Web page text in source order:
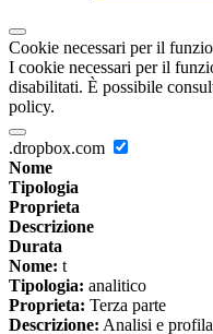
Cookie necessari per il
I cookie necessari per il
disabilitati. È possibile
policy.
.dropbox.com
Nome
Tipologia
Proprieta
Descrizione
Durata
Nome: t
Tipologia: analitico
Proprieta: Terza parte
Descrizione: Analisi e